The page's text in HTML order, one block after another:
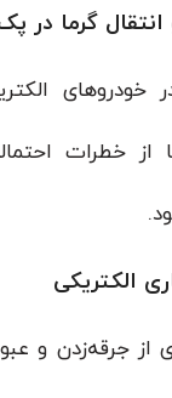
خودروهای
خطرات
از جرقه‌زدن و